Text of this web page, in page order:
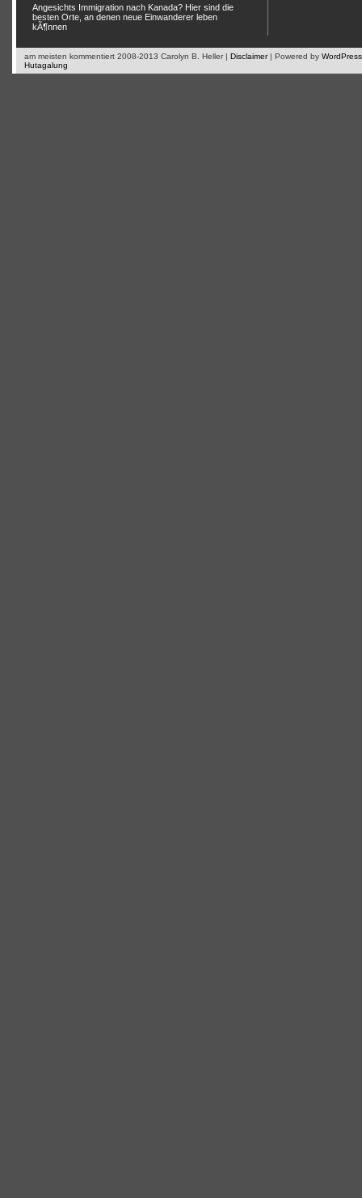
Angesichts Immigration nach Kanada? Hier sind die
besten Orte, an denen neue Einwanderer leben
kÃ¶nnen
am meisten kommentiert 2008-2013 Carolyn B. Heller | Disclaimer| Powered by WordPress
Hutagalung